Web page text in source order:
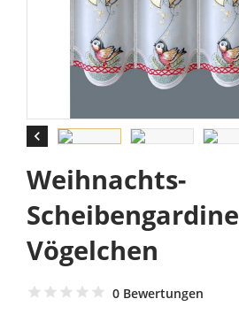

Weihnachts-
Scheibengardine
Vögelchen
0 Bewertungen